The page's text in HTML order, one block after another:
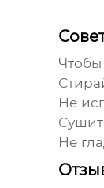
Чтобы
Не
Не